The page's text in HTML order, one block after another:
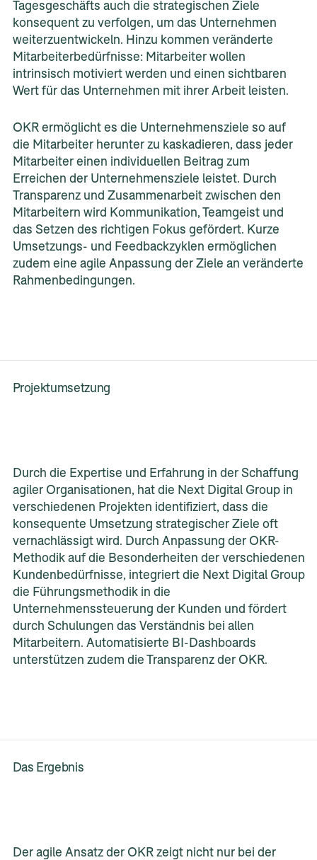
Tagesgeschäfts auch die strategischen Ziele
konsequent zu verfolgen, um das Unternehmen
weiterzuentwickeln. Hinzu kommen veränderte
Mitarbeiterbedürfnisse: Mitarbeiter wollen
intrinsisch motiviert werden und einen sichtbaren
Wert für das Unternehmen mit ihrer Arbeit leisten. ​
OKR ermöglicht es die Unternehmensziele so auf
die Mitarbeiter herunter zu kaskadieren, dass jeder
Mitarbeiter einen individuellen Beitrag zum
Erreichen der Unternehmensziele leistet. Durch
Transparenz und Zusammenarbeit zwischen den
Mitarbeitern wird Kommunikation, Teamgeist und
das Setzen des richtigen Fokus gefördert. Kurze
Umsetzungs- und Feedbackzyklen ermöglichen
zudem eine agile Anpassung der Ziele an veränderte
Rahmenbedingungen.​
Projektumsetzung
Durch die Expertise und Erfahrung in der Schaffung
agiler Organisationen, hat die Next Digital Group in
verschiedenen Projekten identifiziert, dass die
konsequente Umsetzung strategischer Ziele oft
vernachlässigt wird. Durch Anpassung der OKR-
Methodik auf die Besonderheiten der verschiedenen
Kundenbedürfnisse, integriert die Next Digital Group
die Führungsmethodik in die
Unternehmenssteuerung der Kunden und fördert
durch Schulungen das Verständnis bei allen
Mitarbeitern. Automatisierte BI-Dashboards
unterstützen zudem die Transparenz der OKR.
Das Ergebnis
Der agile Ansatz der OKR zeigt nicht nur bei der